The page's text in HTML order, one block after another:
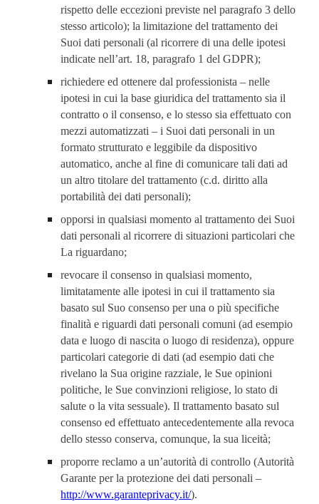
rispetto delle eccezioni previste nel paragrafo 3 dello
stesso articolo); la limitazione del trattamento dei
Suoi dati personali (al ricorrere di una delle ipotesi
indicate nell’art. 18, paragrafo 1 del GDPR);
richiedere ed ottenere dal professionista – nelle
ipotesi in cui la base giuridica del trattamento sia il
contratto o il consenso, e lo stesso sia effettuato con
mezzi automatizzati – i Suoi dati personali in un
formato strutturato e leggibile da dispositivo
automatico, anche al fine di comunicare tali dati ad
un altro titolare del trattamento (c.d. diritto alla
portabilità dei dati personali);
opporsi in qualsiasi momento al trattamento dei Suoi
dati personali al ricorrere di situazioni particolari che
La riguardano;
revocare il consenso in qualsiasi momento,
limitatamente alle ipotesi in cui il trattamento sia
basato sul Suo consenso per una o più specifiche
finalità e riguardi dati personali comuni (ad esempio
data e luogo di nascita o luogo di residenza), oppure
particolari categorie di dati (ad esempio dati che
rivelano la Sua origine razziale, le Sue opinioni
politiche, le Sue convinzioni religiose, lo stato di
salute o la vita sessuale). Il trattamento basato sul
consenso ed effettuato antecedentemente alla revoca
dello stesso conserva, comunque, la sua liceità;
proporre reclamo a un’autorità di controllo (Autorità
Garante per la protezione dei dati personali –
http://www.garanteprivacy.it/).